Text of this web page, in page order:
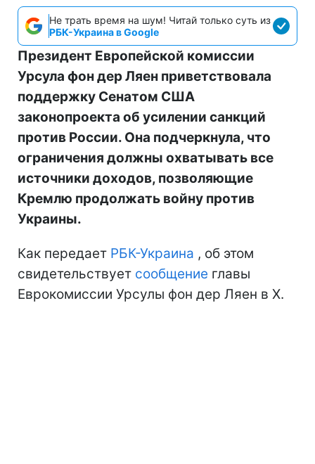
Не трать время на шум! Читай только суть из
РБК-Украина в Google
Президент Европейской комиссии
Урсула фон дер Ляен приветствовала
поддержку Сенатом США
законопроекта об усилении санкций
против России. Она подчеркнула, что
ограничения должны охватывать все
источники доходов, позволяющие
Кремлю продолжать войну против
Украины.
Как передает РБК-Украина , об этом
свидетельствует сообщение главы
Еврокомиссии Урсулы фон дер Ляен в Х.